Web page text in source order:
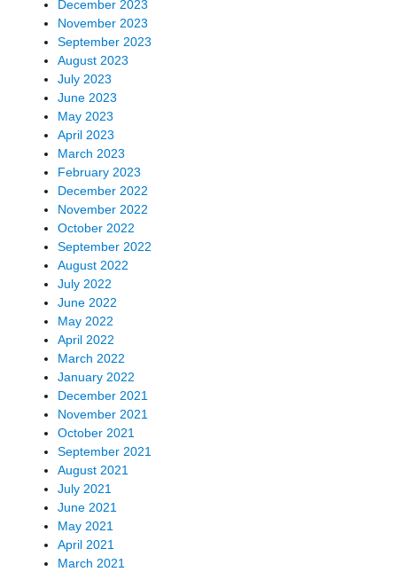
December 2023
November 2023
September 2023
August 2023
July 2023
June 2023
May 2023
April 2023
March 2023
February 2023
December 2022
November 2022
October 2022
September 2022
August 2022
July 2022
June 2022
May 2022
April 2022
March 2022
January 2022
December 2021
November 2021
October 2021
September 2021
August 2021
July 2021
June 2021
May 2021
April 2021
March 2021